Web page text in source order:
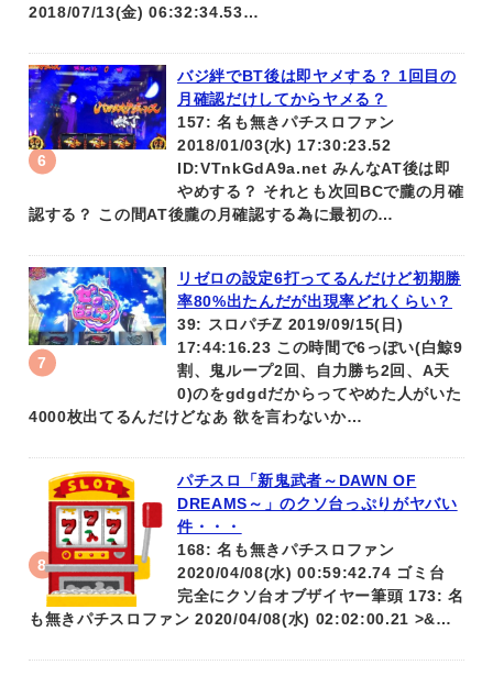
2018/07/13(金) 06:32:34.53…
バジ絆でBT後は即ヤメする？ 1回目の
月確認だけしてからヤメる？
157: 名も無きパチスロファン
2018/01/03(水) 17:30:23.52
ID:VTnkGdA9a.net みんなAT後は即
やめする？ それとも次回BCで朧の月確
認する？ この間AT後朧の月確認する為に最初の…
リゼロの設定6打ってるんだけど初期勝
率80%出たんだが出現率どれくらい？
39: スロパチℤ 2019/09/15(日)
17:44:16.23 この時間で6っぽい(白鯨9
割、鬼ループ2回、自力勝ち2回、A天
0)のをgdgdだからってやめた人がいた
4000枚出てるんだけどなあ 欲を言わないか…
パチスロ「新鬼武者～DAWN OF
DREAMS～」のクソ台っぷりがヤバい
件・・・
168: 名も無きパチスロファン
2020/04/08(水) 00:59:42.74 ゴミ台
完全にクソ台オブザイヤー筆頭 173: 名
も無きパチスロファン 2020/04/08(水) 02:02:00.21 >&…